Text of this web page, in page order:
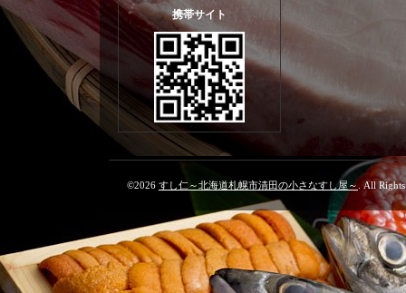
携帯サイト
©2026 すし仁～北海道札幌市清田の小さなすし屋～ . All